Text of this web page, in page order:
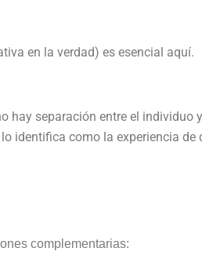
en la verdad) es esencial aquí.
hay separación entre el individuo
identifica como la experiencia de
complementarias: